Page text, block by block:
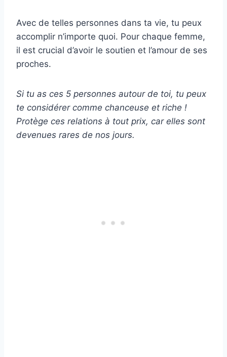
Avec de telles personnes dans ta vie, tu peux
accomplir n’importe quoi. Pour chaque femme,
il est crucial d’avoir le soutien et l’amour de ses
proches.
Si tu as ces 5 personnes autour de toi, tu peux
te considérer comme chanceuse et riche !
Protège ces relations à tout prix, car elles sont
devenues rares de nos jours.